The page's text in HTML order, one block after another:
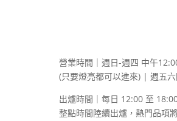
營業時間｜週日-週四 中午
(只要燈亮都可以進來) | 週五
出爐時間｜每日 12:00 至
整點時間陸續出爐，熱門品項